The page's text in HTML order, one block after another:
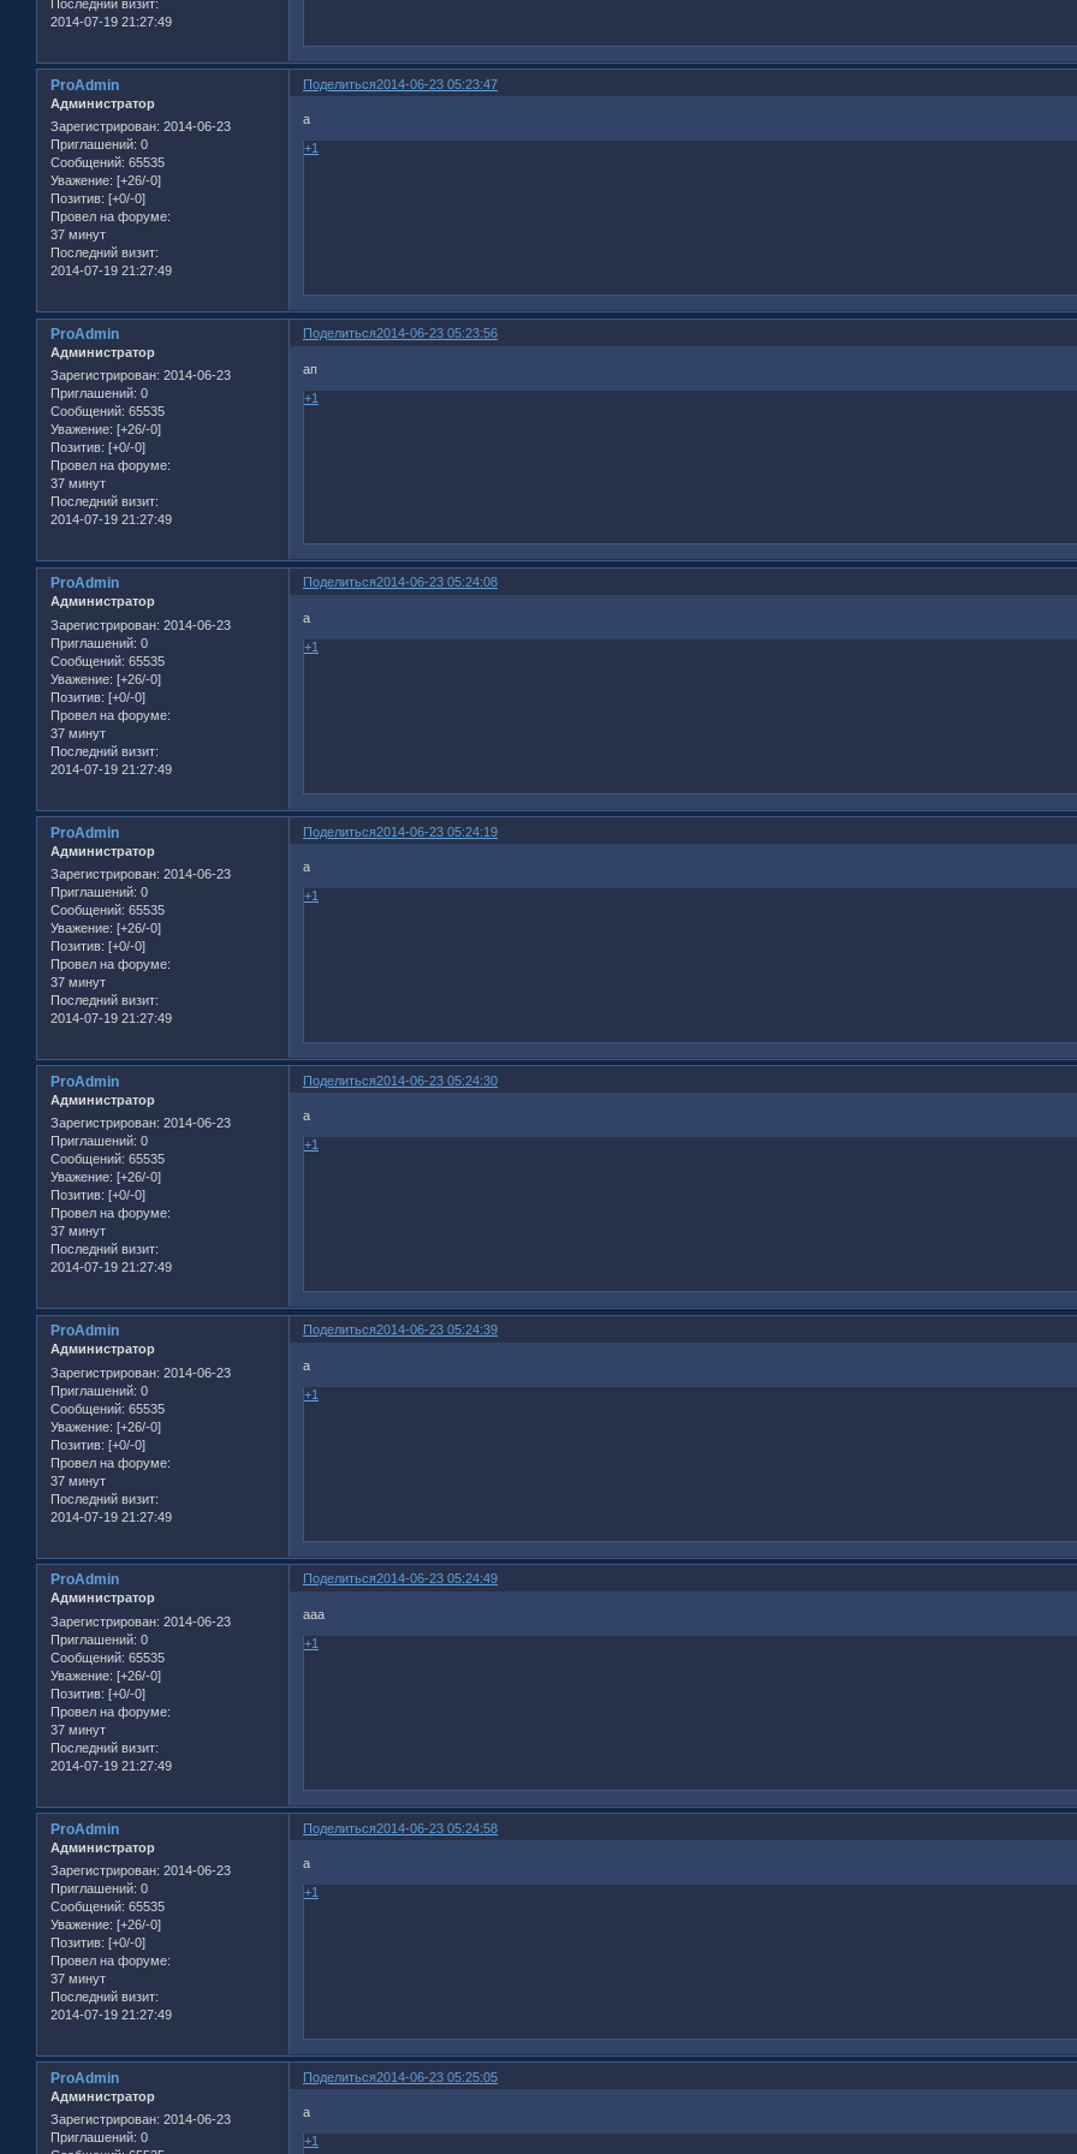
Последний визит:
2014-07-19 21:27:49
Поделиться2014-06-23 05:23:47
ProAdmin
Администратор
Зарегистрирован: 2014-06-23
Приглашений: 0
Сообщений: 65535
Уважение: [+26/-0]
Позитив: [+0/-0]
Провел на форуме:
37 минут
Последний визит:
2014-07-19 21:27:49
а
+1
Поделиться2014-06-23 05:23:56
ProAdmin
Администратор
Зарегистрирован: 2014-06-23
Приглашений: 0
Сообщений: 65535
Уважение: [+26/-0]
Позитив: [+0/-0]
Провел на форуме:
37 минут
Последний визит:
2014-07-19 21:27:49
ап
+1
Поделиться2014-06-23 05:24:08
ProAdmin
Администратор
Зарегистрирован: 2014-06-23
Приглашений: 0
Сообщений: 65535
Уважение: [+26/-0]
Позитив: [+0/-0]
Провел на форуме:
37 минут
Последний визит:
2014-07-19 21:27:49
а
+1
Поделиться2014-06-23 05:24:19
ProAdmin
Администратор
Зарегистрирован: 2014-06-23
Приглашений: 0
Сообщений: 65535
Уважение: [+26/-0]
Позитив: [+0/-0]
Провел на форуме:
37 минут
Последний визит:
2014-07-19 21:27:49
а
+1
Поделиться2014-06-23 05:24:30
ProAdmin
Администратор
Зарегистрирован: 2014-06-23
Приглашений: 0
Сообщений: 65535
Уважение: [+26/-0]
Позитив: [+0/-0]
Провел на форуме:
37 минут
Последний визит:
2014-07-19 21:27:49
а
+1
Поделиться2014-06-23 05:24:39
ProAdmin
Администратор
Зарегистрирован: 2014-06-23
Приглашений: 0
Сообщений: 65535
Уважение: [+26/-0]
Позитив: [+0/-0]
Провел на форуме:
37 минут
Последний визит:
2014-07-19 21:27:49
а
+1
Поделиться2014-06-23 05:24:49
ProAdmin
Администратор
Зарегистрирован: 2014-06-23
Приглашений: 0
Сообщений: 65535
Уважение: [+26/-0]
Позитив: [+0/-0]
Провел на форуме:
37 минут
Последний визит:
2014-07-19 21:27:49
ааа
+1
Поделиться2014-06-23 05:24:58
ProAdmin
Администратор
Зарегистрирован: 2014-06-23
Приглашений: 0
Сообщений: 65535
Уважение: [+26/-0]
Позитив: [+0/-0]
Провел на форуме:
37 минут
Последний визит:
2014-07-19 21:27:49
а
+1
Поделиться2014-06-23 05:25:05
ProAdmin
Администратор
Зарегистрирован: 2014-06-23
Приглашений: 0
а
+1